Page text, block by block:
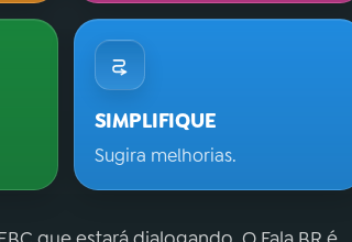
SIMPLIFIQUE
Sugira melhorias.